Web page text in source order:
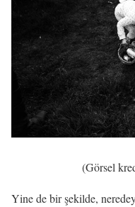
(Görsel
Yine de bir şekilde,